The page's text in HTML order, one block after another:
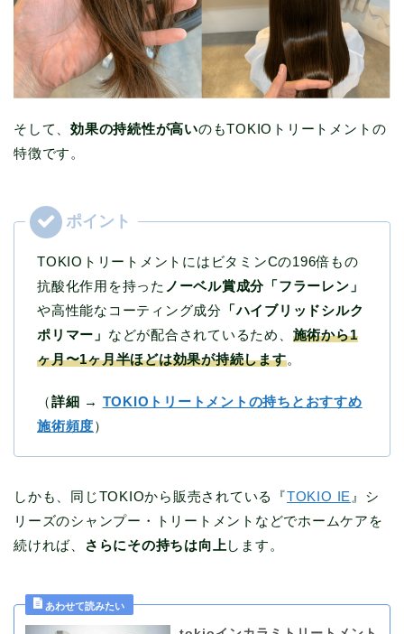
そして、効果の持続性が高いのもTOKIOトリートメントの
特徴です。
TOKIOトリートメントにはビタミンCの196倍もの
抗酸化作用を持った ノーベル賞成分「フラーレン」
や高性能なコーティング成分 「ハイブリッドシルク
ポリマー」 などが配合されているため、 施術から1
ヶ月〜1ヶ月半ほどは効果が持続します。
（詳細 → TOKIOトリートメントの持ちとおすすめ
施術頻度）
しかも、同じTOKIOから販売されている『TOKIO IE 』シ
リーズのシャンプー・トリートメントなどでホームケアを
続ければ、
さらにその持ちは向上 します。